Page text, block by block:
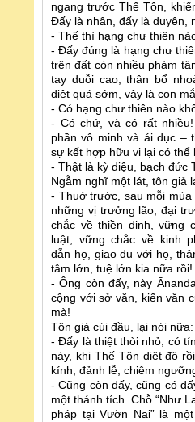
ngang trước Thế Tôn,
Đấy là nhân, đấy là duyên,
- Thế thì hạng chư thiên
- Đấy đúng là hạng chư
trên đất còn nhiều phàm
tay duỗi cao, thân bổ
diệt quá sớm, vậy là con
- Có hạng chư thiên nào
- Có chứ, và có rất
phần vô minh và ái dục –
sự kết hợp hữu vi lại có thể
- Thật là kỳ diệu, bạch đức
Ngẫm nghĩ một lát, tôn giả
- Thuở trước, sau mỗi
những vị trưởng lão, đại
chắc về thiền định, vững
luật, vững chắc về kinh
dẫn họ, giao du với họ,
tâm lớn, tuệ lớn kia nữa rồi!
- Ông còn đấy, này
cộng với sở văn, kiến văn
mà!
Tôn giả cúi đầu, lại nói nữa:
- Đấy là thiệt thòi nhỏ, có
này, khi Thế Tôn diệt độ
kính, đảnh lễ, chiêm
- Cũng còn đấy, cũng có
một thánh tích. Chỗ “Như
pháp tại Vườn Nai” là